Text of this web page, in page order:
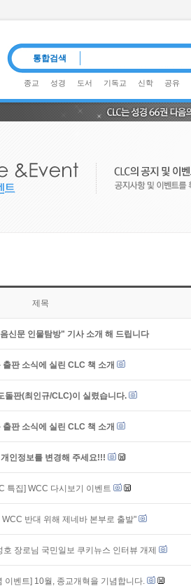
통합검색
종교 성경 도서 기독교 신학 공유
제목
신문 인물탐방" 기사 소개 해 드립니다
출판 소식에 실린 CLC 책 소개
돌판(최인규/CLC)이 실렸습니다.
출판 소식에 실린 CLC 책 소개
인정보를 변경해 주세요!!!
특집] WCC 다시보기 이벤트
반대 위해 제네바 본부로 출발"
장로님 국민일보 쿠키뉴스 인터뷰 개제
이벤트] 10월, 종교개혁을 기념합니다.